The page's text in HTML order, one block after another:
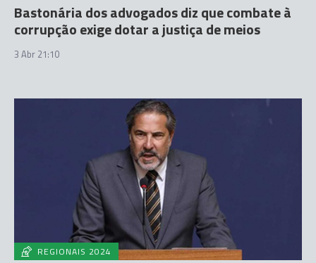
Bastonária dos advogados diz que combate à
corrupção exige dotar a justiça de meios
3 Abr 21:10
REGIONAIS 2024